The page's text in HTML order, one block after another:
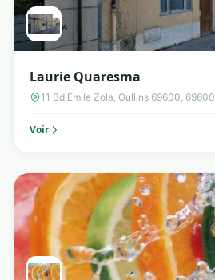
Laurie Quaresma
11 Bd Emile Zola, Oullins 69600, 69600
Voir